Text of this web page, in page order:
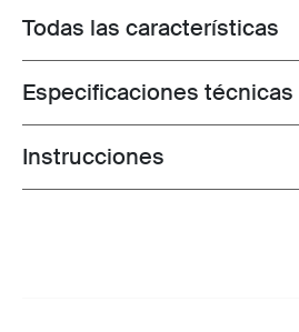
Toggle features
Todas las características
Toggle techspec
Especificaciones técnicas
Toggle guides and instructions
Instrucciones